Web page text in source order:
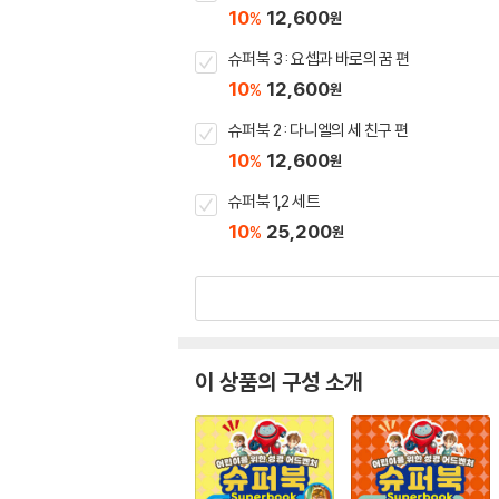
10% 12,600원
슈퍼북 3 : 요셉과 바로의 꿈 편
10% 12,600원
슈퍼북 2 : 다니엘의 세 친구 편
10% 12,600원
슈퍼북 1,2 세트
10% 25,200원
이 상품의 구성 소개